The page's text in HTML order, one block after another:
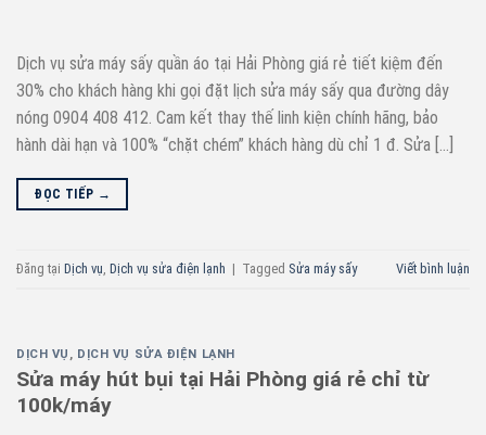
Dịch vụ sửa máy sấy quần áo tại Hải Phòng giá rẻ tiết kiệm đến
30% cho khách hàng khi gọi đặt lịch sửa máy sấy qua đường dây
nóng 0904 408 412. Cam kết thay thế linh kiện chính hãng, bảo
hành dài hạn và 100% “chặt chém” khách hàng dù chỉ 1 đ. Sửa […]
ĐỌC TIẾP →
Đăng tại Dịch vụ Dịch vụ sửa điện lạnh | Tagged Sửa máy sấy Viết bình luận
DỊCH VỤ , DỊCH VỤ SỬA ĐIỆN LẠNH
Sửa máy hút bụi tại Hải Phòng giá rẻ chỉ từ
100k/máy